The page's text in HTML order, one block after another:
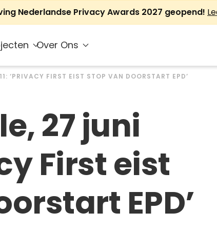
Nederlandse Privacy Awards 2027 geopend!
Over Ons
‘PRIVACY FIRST EIST STOP VAN DOORSTART EPD’
27 juni
First eist
EPD’